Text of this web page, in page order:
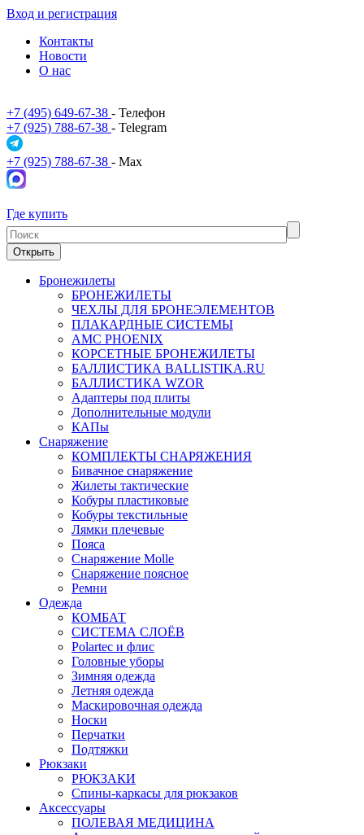
Вход и регистрация
Контакты
Новости
О нас
+7 (495) 649-67-38 - Телефон
+7 (925) 788-67-38 - Telegram
+7 (925) 788-67-38 - Max
Где купить
Открыть
Бронежилеты
БРОНЕЖИЛЕТЫ
ЧЕХЛЫ ДЛЯ БРОНЕЭЛЕМЕНТОВ
ПЛАКАРДНЫЕ СИСТЕМЫ
АМС PHOENIX
КОРСЕТНЫЕ БРОНЕЖИЛЕТЫ
БАЛЛИСТИКА BALLISTIKA.RU
БАЛЛИСТИКА WZOR
Адаптеры под плиты
Дополнительные модули
КАПы
Снаряжение
КОМПЛЕКТЫ СНАРЯЖЕНИЯ
Бивачное снаряжение
Жилеты тактические
Кобуры пластиковые
Кобуры текстильные
Лямки плечевые
Пояса
Снаряжение Molle
Снаряжение поясное
Ремни
Одежда
КОМБАТ
СИСТЕМА СЛОЁВ
Polartec и флис
Головные уборы
Зимняя одежда
Летняя одежда
Маскировочная одежда
Носки
Перчатки
Подтяжки
Рюкзаки
РЮКЗАКИ
Спины-каркасы для рюкзаков
Аксессуары
ПОЛЕВАЯ МЕДИЦИНА